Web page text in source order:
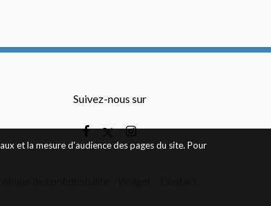
Suivez-nous sur
et la mesure d'audience des pages du site. Pour